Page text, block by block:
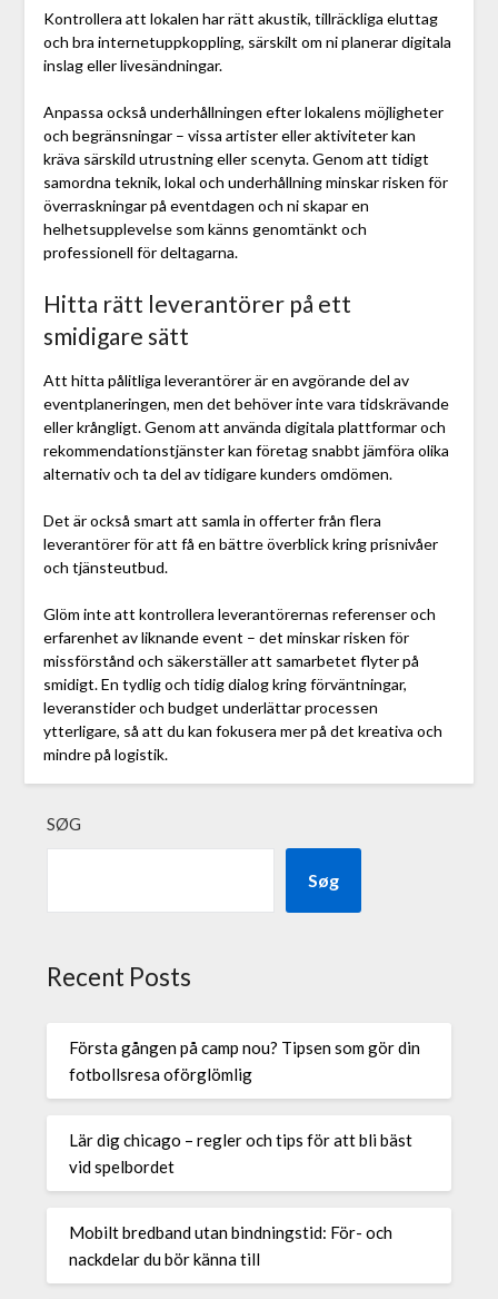
Kontrollera att lokalen har rätt akustik, tillräckliga eluttag
och bra internetuppkoppling, särskilt om ni planerar digitala
inslag eller livesändningar.
Anpassa också underhållningen efter lokalens möjligheter
och begränsningar – vissa artister eller aktiviteter kan
kräva särskild utrustning eller scenyta. Genom att tidigt
samordna teknik, lokal och underhållning minskar risken för
överraskningar på eventdagen och ni skapar en
helhetsupplevelse som känns genomtänkt och
professionell för deltagarna.
Hitta rätt leverantörer på ett
smidigare sätt
Att hitta pålitliga leverantörer är en avgörande del av
eventplaneringen, men det behöver inte vara tidskrävande
eller krångligt. Genom att använda digitala plattformar och
rekommendationstjänster kan företag snabbt jämföra olika
alternativ och ta del av tidigare kunders omdömen.
Det är också smart att samla in offerter från flera
leverantörer för att få en bättre överblick kring prisnivåer
och tjänsteutbud.
Glöm inte att kontrollera leverantörernas referenser och
erfarenhet av liknande event – det minskar risken för
missförstånd och säkerställer att samarbetet flyter på
smidigt. En tydlig och tidig dialog kring förväntningar,
leveranstider och budget underlättar processen
ytterligare, så att du kan fokusera mer på det kreativa och
mindre på logistik.
SØG
Søg
Recent Posts
Första gången på camp nou? Tipsen som gör din
fotbollsresa oförglömlig
Lär dig chicago – regler och tips för att bli bäst
vid spelbordet
Mobilt bredband utan bindningstid: För- och
nackdelar du bör känna till